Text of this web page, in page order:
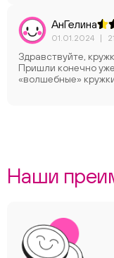
АнГелина
01.01.2024 |
Здравствуйте,
Пришли конечно
«волшебные»
Наши